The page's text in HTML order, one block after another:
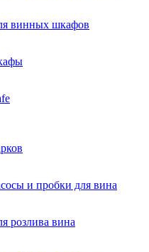
винных шкафов
и пробки для вина
розлива вина